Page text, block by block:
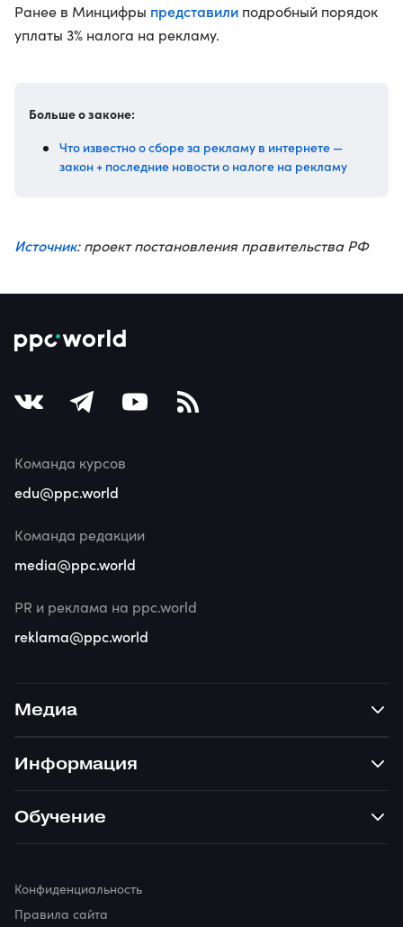
Ранее в Минцифры представили подробный порядок
уплаты 3% налога на рекламу.
Больше о законе:
Что известно о сборе за рекламу в интернете —
закон + последние новости о налоге на рекламу
Источник: проект постановления правительства РФ
Медиа
Информация
Обучение
Команда курсов
edu@ppc.world
Команда редакции
media@ppc.world
PR и реклама на ppc.world
reklama@ppc.world
Конфиденциальность
Правила сайта